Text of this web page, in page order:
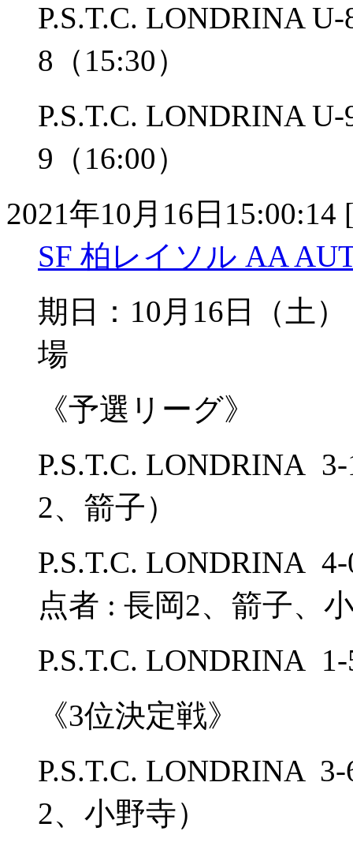
P.S.T.C. LONDRINA
8（15:30）
P.S.T.C. LONDRINA
9（16:00）
2021年10月16日15:00:14
SF 柏レイソル AA
期日：10月16日（
場
《予選リーグ》
P.S.T.C. LONDRINA
2、箭子）
P.S.T.C. LONDRINA
点者 : 長岡2、箭子、
P.S.T.C. LONDRINA
《3位決定戦》
P.S.T.C. LONDRINA
2、小野寺）